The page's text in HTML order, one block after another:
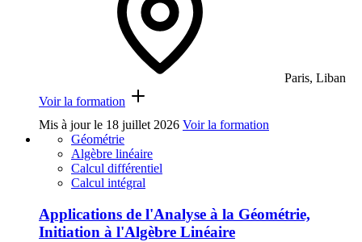
Paris, Liban
Voir la formation
Mis à jour le 18 juillet 2026 Voir la formation
Géométrie
Algèbre linéaire
Calcul différentiel
Calcul intégral
Applications de l'Analyse à la Géométrie,
Initiation à l'Algèbre Linéaire